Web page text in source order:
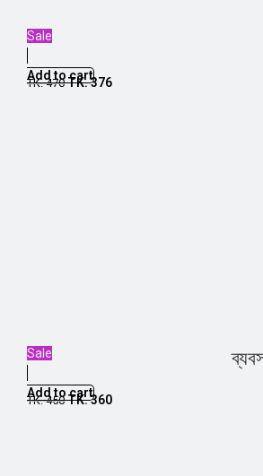
Sale
Add to cart
TK.470 TK.376
Sale
Add to cart
TK.450 TK.360